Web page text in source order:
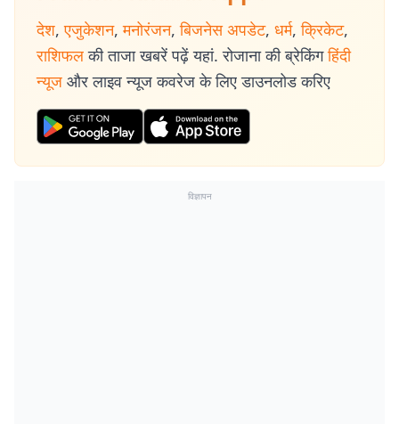
देश, एजुकेशन, मनोरंजन, बिजनेस अपडेट, धर्म, क्रिकेट,
राशिफल की ताजा खबरें पढ़ें यहां. रोजाना की ब्रेकिंग हिंदी
न्यूज और लाइव न्यूज कवरेज के लिए डाउनलोड करिए
विज्ञापन